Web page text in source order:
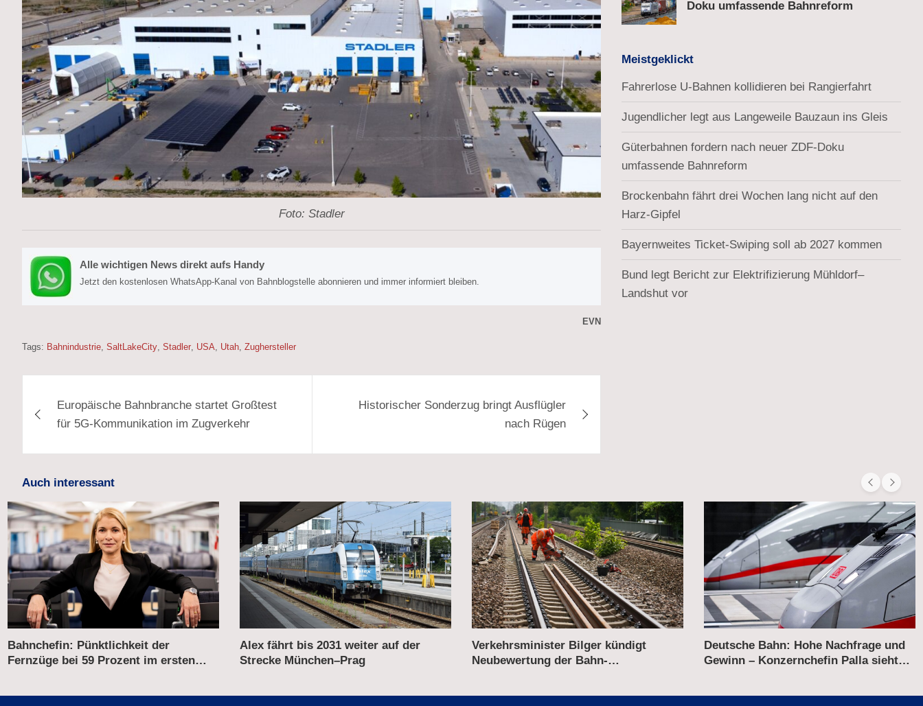
Foto: Stadler
Alle wichtigen News direkt aufs Handy
Jetzt den kostenlosen WhatsApp-Kanal von Bahnblogstelle abonnieren und immer informiert bleiben.
EVN
Tags: Bahnindustrie, SaltLakeCity, Stadler, USA, Utah, Zughersteller
Europäische Bahnbranche startet Großtest
für 5G-Kommunikation im Zugverkehr
Historischer Sonderzug bringt Ausflügler
nach Rügen
Doku umfassende Bahnreform
Meistgeklickt
Fahrerlose U-Bahnen kollidieren bei Rangierfahrt
Jugendlicher legt aus Langeweile Bauzaun ins Gleis
Güterbahnen fordern nach neuer ZDF-Doku
umfassende Bahnreform
Brockenbahn fährt drei Wochen lang nicht auf den
Harz-Gipfel
Bayernweites Ticket-Swiping soll ab 2027 kommen
Bund legt Bericht zur Elektrifizierung Mühldorf–
Landshut vor
Auch interessant
Alex fährt bis 2031 weiter auf der
Strecke München–Prag
Verkehrsminister Bilger kündigt
Neubewertung der Bahn-
Deutsche Bahn: Hohe Nachfrage und
Gewinn – Konzernchefin Palla sieht
Wettbewerb auf der Schiene –
Flixtrain kritisiert Italo für